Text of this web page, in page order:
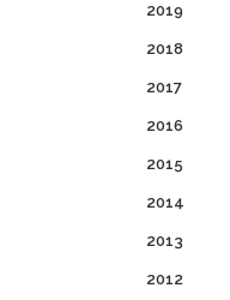
2019
2018
2017
2016
2015
2014
2013
2012